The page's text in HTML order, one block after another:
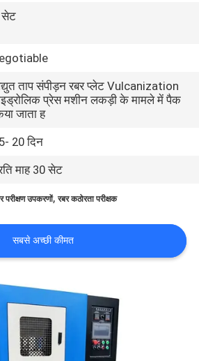
सेट
ताप संपीड़न रबर प्लेट Vulcanization
प्रेस मशीन लकड़ी के मामले में पैक
जाता ह
20 दिन
माह 30 सेट
परीक्षण उपकरणों,रबर कठोरता परीक्षक
सबसे अच्छी कीमत